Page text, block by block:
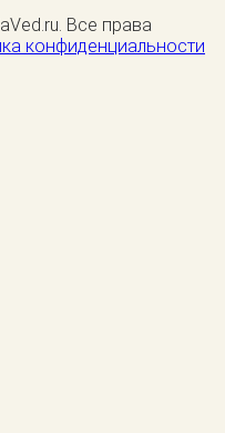
Все права
конфиденциальности